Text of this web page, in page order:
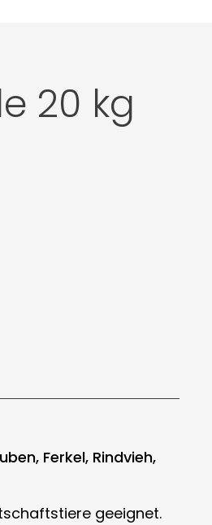
20 kg
Ferkel, Rindvieh,
geeignet.